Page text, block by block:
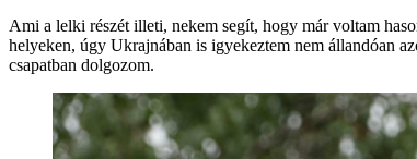
Ami a lelki részét illeti, nekem segít, hogy már voltam
helyeken, úgy Ukrajnában is igyekeztem nem állandóan
csapatban dolgozom.